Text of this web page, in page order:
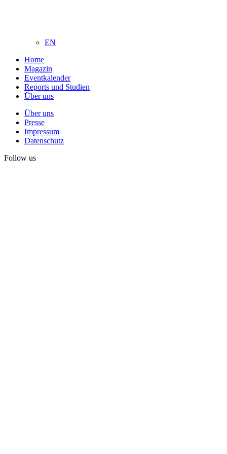
EN
Home
Magazin
Eventkalender
Reports und Studien
Über uns
Über uns
Presse
Impressum
Datenschutz
Follow us